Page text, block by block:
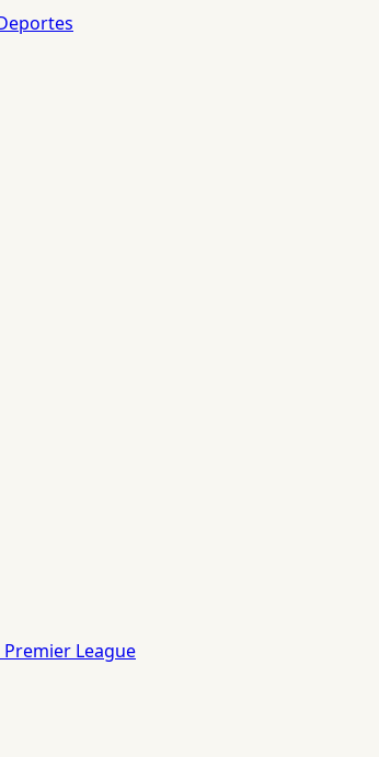
Premier League